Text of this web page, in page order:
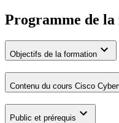
Programme de
Objectifs de la formation
Contenu du cours Cisco
Public et prérequis